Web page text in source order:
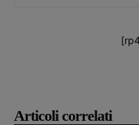
Articoli correlati